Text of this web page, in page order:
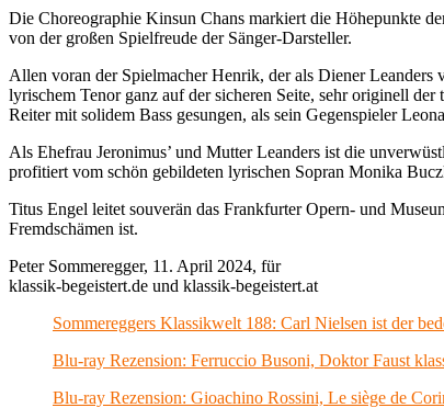
Die Choreographie Kinsun Chans markiert die Höhepunkte
von der großen Spielfreude der Sänger-Darsteller.
Allen voran der Spielmacher Henrik, der als Diener
lyrischem Tenor ganz auf der sicheren Seite, sehr originell
Reiter mit solidem Bass gesungen, als sein Gegenspieler
Als Ehefrau Jeronimus’ und Mutter Leanders ist die
profitiert vom schön gebildeten lyrischen Sopran Monika
Titus Engel leitet souverän das Frankfurter Opern- und
Fremdschämen ist.
Peter Sommeregger, 11. April 2024, für
klassik-begeistert.de und klassik-begeistert.at
Sommereggers Klassikwelt 188: Carl Nielsen ist der
Blu-ray Rezension: Ferruccio Busoni, Doktor Faust
Blu-ray Rezension: Gioachino Rossini, Le siège de